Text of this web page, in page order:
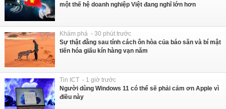
một thế hệ doanh nghiệp Việt đang nghĩ lớn hơn
Khám phá - 30 phút trước
Sự thật đằng sau tính cách ôn hòa của báo săn và bí mật
tiến hóa giấu kín hàng vạn năm
Tin ICT - 1 giờ trước
Người dùng Windows 11 có thể sẽ phải cảm ơn Apple vì
điều này